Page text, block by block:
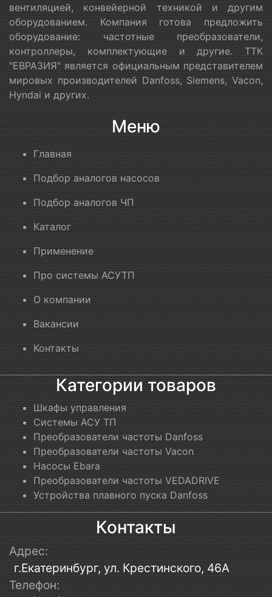
вентиляцией, конвейерной техникой и другим
оборудованием. Компания готова предложить
оборудование: частотные преобразователи,
контроллеры, комплектующие и другие. ТТК
"ЕВРАЗИЯ" является официальным представителем
мировых производителей Danfoss, Siemens, Vacon,
Hyndai и других.
Меню
Главная
Подбор аналогов насосов
Подбор аналогов ЧП
Каталог
Применение
Про системы АСУТП
О компании
Вакансии
Контакты
Категории товаров
Шкафы управления
Системы АСУ ТП
Преобразователи частоты Danfoss
Преобразователи частоты Vacon
Насосы Ebara
Преобразователи частоты VEDADRIVE
Устройства плавного пуска Danfoss
Контакты
Адрес:
г.Екатеринбург, ул. Крестинского, 46А
Телефон: